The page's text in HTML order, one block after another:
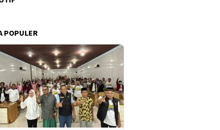
POPULER